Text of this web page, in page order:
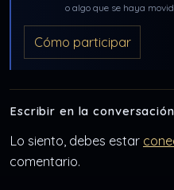
o algo que se haya
Cómo participar
Escribir en la conversación
Lo siento, debes estar
comentario.